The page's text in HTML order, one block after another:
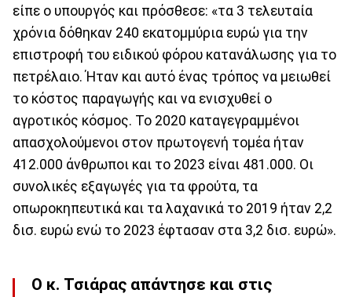
είπε ο υπουργός και πρόσθεσε: «τα 3 τελευταία
χρόνια δόθηκαν 240 εκατομμύρια ευρώ για την
επιστροφή του ειδικού φόρου κατανάλωσης για το
πετρέλαιο. Ήταν και αυτό ένας τρόπος να μειωθεί
το κόστος παραγωγής και να ενισχυθεί ο
αγροτικός κόσμος. Το 2020 καταγεγραμμένοι
απασχολούμενοι στον πρωτογενή τομέα ήταν
412.000 άνθρωποι και το 2023 είναι 481.000. Οι
συνολικές εξαγωγές για τα φρούτα, τα
οπωροκηπευτικά και τα λαχανικά το 2019 ήταν 2,2
δισ. ευρώ ενώ το 2023 έφτασαν στα 3,2 δισ. ευρώ».
Ο κ. Τσιάρας απάντησε και στις